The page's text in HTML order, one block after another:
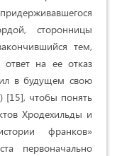
сторонницы
тем,
на ее отказ
в будущем свою
[15], чтобы понять
Хродехильды и
франков»
первоначально